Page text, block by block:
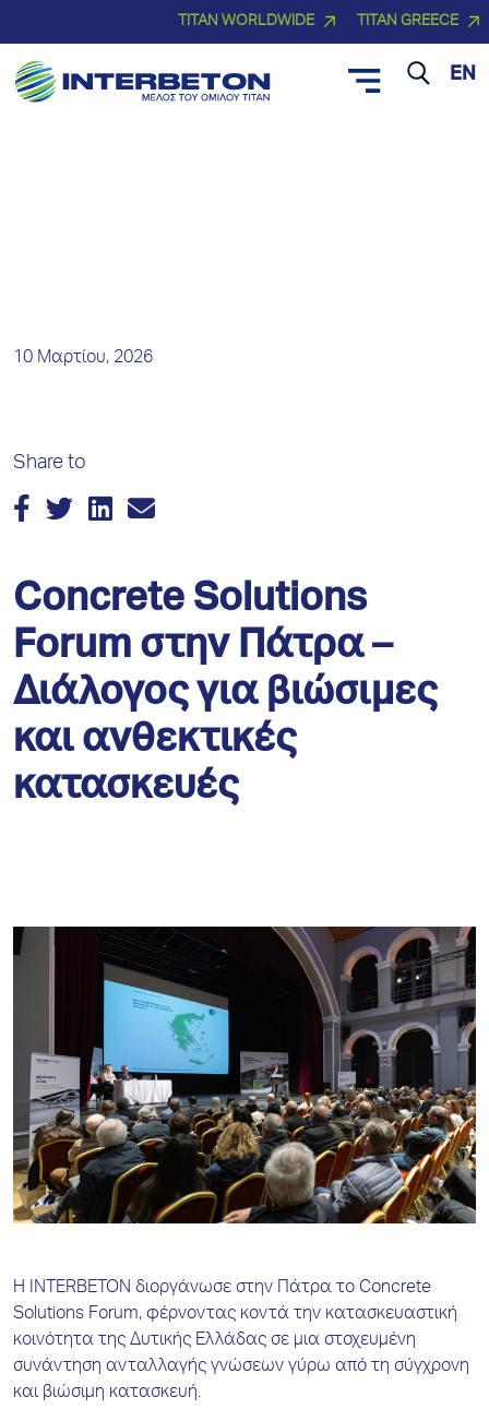
TITAN WORLDWIDE TITAN GREECE
EN
10 Μαρτίου, 2026
Share to
Concrete Solutions
Forum στην Πάτρα –
Διάλογος για βιώσιμες
και ανθεκτικές
κατασκευές
Η INTERBETON διοργάνωσε στην Πάτρα το Concrete
Solutions Forum, φέρνοντας κοντά την κατασκευαστική
κοινότητα της Δυτικής Ελλάδας σε μια στοχευμένη
συνάντηση ανταλλαγής γνώσεων γύρω από τη σύγχρονη
και βιώσιμη κατασκευή.